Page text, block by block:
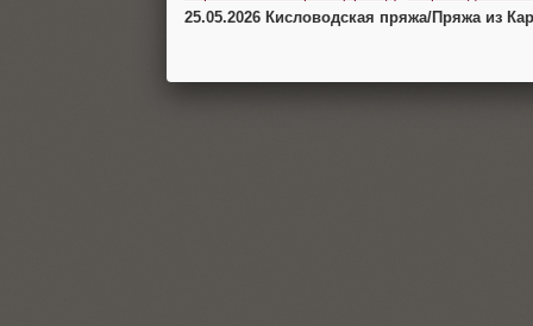
25.05.2026 Кисловодская пряжа/Пряжа из